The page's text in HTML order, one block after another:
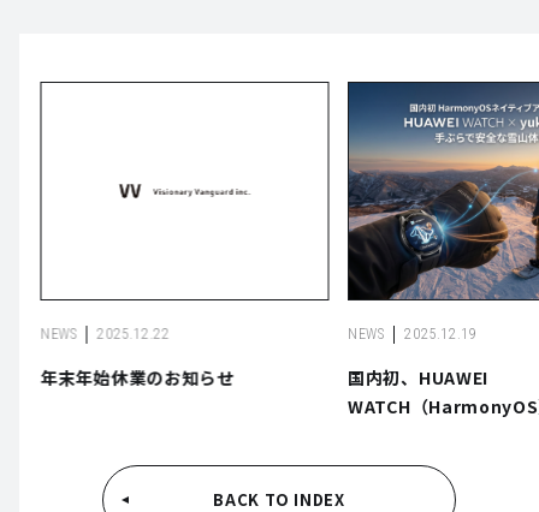
NEWS 2025.12.22
年末年始休業のお知らせ
NEWS 2025.12.19
国内初、HUAWEI
WATCH（
しました
BACK TO INDEX